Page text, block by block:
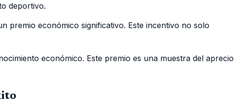
deportivo.
premio económico significativo. Este incentivo no solo
económico. Este premio es una muestra del aprecio